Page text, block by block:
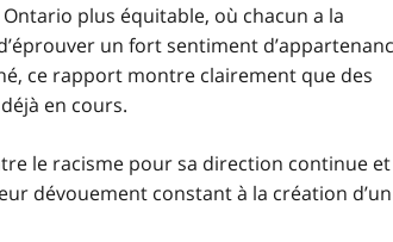
plus équitable, où chacun a la
un fort sentiment
ce rapport montre clairement que des
en cours.
le racisme pour sa direction continue et
dévouement constant à la création d’un